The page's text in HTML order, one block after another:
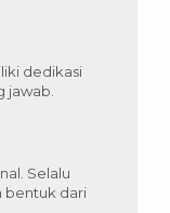
dedikasi
jawab.
Selalu
bentuk dari